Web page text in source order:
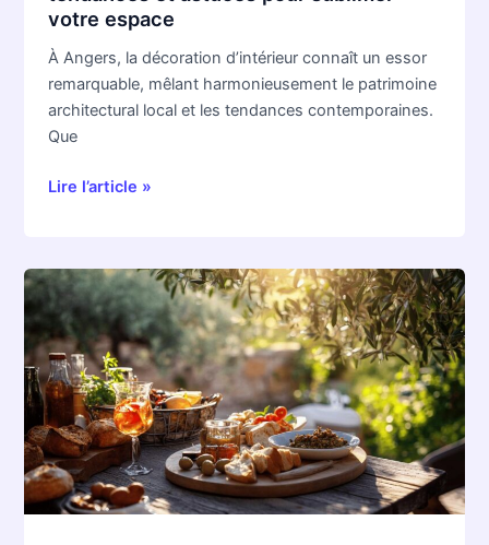
votre espace
À Angers, la décoration d’intérieur connaît un essor
remarquable, mêlant harmonieusement le patrimoine
architectural local et les tendances contemporaines.
Que
Lire l’article »
Les
secrets
pour
un
apéritif
provençal
réussi
avec
des
ingrédients